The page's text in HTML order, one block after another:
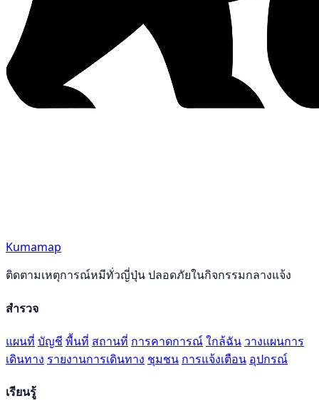
Kumamap
ติดตามเหตุการณ์หมีทั่วญี่ปุ่น ปลอดภัยในกิจกรรมกลางแจ้ง
สำรวจ
แผนที่ บัญชี พื้นที่ สถานที่ การคาดการณ์ใกล้ฉัน วางแผนการ
เดินทาง รายงานการเดินทาง ชุมชน การแจ้งเตือน อุปกรณ์
เรียนรู้